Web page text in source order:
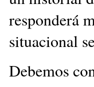
responderá
situacional
Debemos